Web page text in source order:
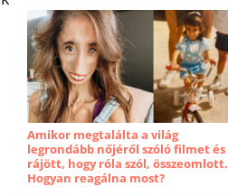
Amikor megtalálta a világ
legrondább nőjéről szóló filmet és
rájött, hogy róla szól, összeomlott.
Hogyan reagálna most?